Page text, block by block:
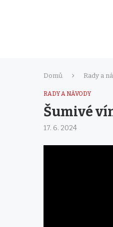
Domů Rady a
RADY A NÁVODY
Šumivé
17. 6. 2024